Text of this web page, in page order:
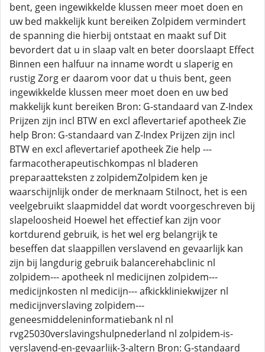
bent, geen ingewikkelde klussen meer moet doen en
uw bed makkelijk kunt bereiken Zolpidem vermindert
de spanning die hierbij ontstaat en maakt suf Dit
bevordert dat u in slaap valt en beter doorslaapt Effect
Binnen een halfuur na inname wordt u slaperig en
rustig Zorg er daarom voor dat u thuis bent, geen
ingewikkelde klussen meer moet doen en uw bed
makkelijk kunt bereiken Bron: G-standaard van Z-Index
Prijzen zijn incl BTW en excl aflevertarief apotheek Zie
help Bron: G-standaard van Z-Index Prijzen zijn incl
BTW en excl aflevertarief apotheek Zie help ---
farmacotherapeutischkompas nl bladeren
preparaatteksten z zolpidemZolpidem ken je
waarschijnlijk onder de merknaam Stilnoct, het is een
veelgebruikt slaapmiddel dat wordt voorgeschreven bij
slapeloosheid Hoewel het effectief kan zijn voor
kortdurend gebruik, is het wel erg belangrijk te
beseffen dat slaappillen verslavend en gevaarlijk kan
zijn bij langdurig gebruik balancerehabclinic nl
zolpidem--- apotheek nl medicijnen zolpidem---
medicijnkosten nl medicijn--- afkickkliniekwijzer nl
medicijnverslaving zolpidem---
geneesmiddeleninformatiebank nl nl
rvg25030verslavingshulpnederland nl zolpidem-is-
verslavend-en-gevaarlijk-3-altern Bron: G-standaard